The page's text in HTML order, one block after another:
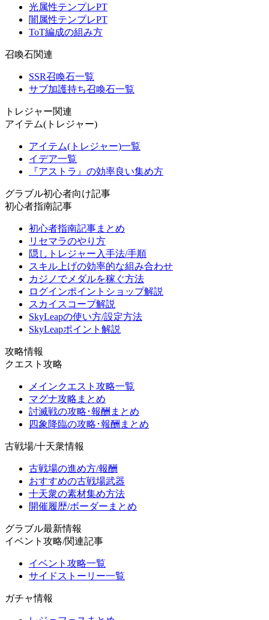
光属性テンプレPT
闇属性テンプレPT
ToT編成の組み方
召喚石関連
SSR召喚石一覧
サブ加護持ち召喚石一覧
トレジャー関連
アイテム(トレジャー)
アイテム(トレジャー)一覧
イデア一覧
『アストラ』の効率良い集め方
グラブル初心者向け記事
初心者指南記事
初心者指南記事まとめ
リセマラのやり方
隠しトレジャー入手法/手順
スキル上げの効率的な組み合わせ
カジノでメダルを稼ぐ方法
ログインポイントショップ解説
スカイスコープ解説
SkyLeapの使い方/設定方法
SkyLeapポイント解説
攻略情報
クエスト攻略
メインクエスト攻略一覧
マグナ攻略まとめ
討滅戦の攻略･報酬まとめ
四象降臨の攻略･報酬まとめ
古戦場/十天衆情報
古戦場の進め方/報酬
おすすめの古戦場武器
十天衆の素材集め方法
開催履歴/ボーダーまとめ
グラブル最新情報
イベント攻略/関連記事
イベント攻略一覧
サイドストーリー一覧
ガチャ情報